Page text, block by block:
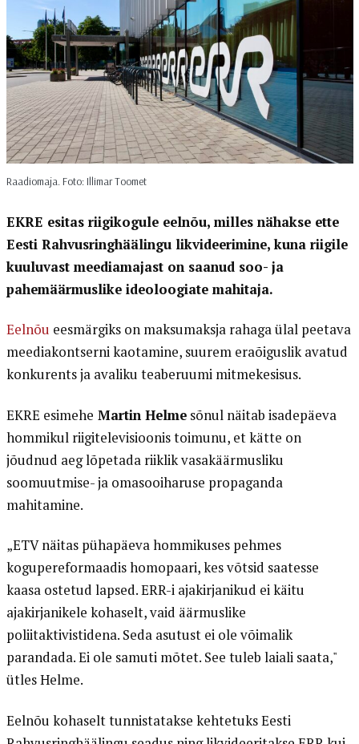
Raadiomaja. Foto: Illimar Toomet
EKRE esitas riigikogule eelnõu, milles nähakse ette
Eesti Rahvusringhäälingu likvideerimine, kuna riigile
kuuluvast meediamajast on saanud soo- ja
pahemäärmuslike ideoloogiate mahitaja.
Eelnõu eesmärgiks on maksumaksja rahaga ülal peetava
meediakontserni kaotamine, suurem eraõiguslik avatud
konkurents ja avaliku teaberuumi mitmekesisus.
EKRE esimehe Martin Helmesõnul näitab isadepäeva
hommikul riigitelevisioonis toimunu, et kätte on
jõudnud aeg lõpetada riiklik vasakäärmusliku
soomuutmise- ja omasooiharuse propaganda
mahitamine.
„ETV näitas pühapäeva hommikuses pehmes
kogupereformaadis homopaari, kes võtsid saatesse
kaasa ostetud lapsed. ERR-i ajakirjanikud ei käitu
ajakirjanikele kohaselt, vaid äärmuslike
poliitaktivistidena. Seda asutust ei ole võimalik
parandada. Ei ole samuti mõtet. See tuleb laiali saata,"
ütles Helme.
Eelnõu kohaselt tunnistatakse kehtetuks Eesti